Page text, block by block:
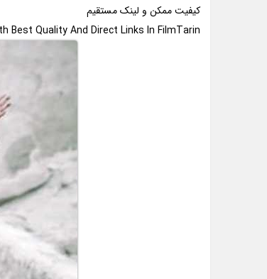
کیفیت ممکن و لینک مستقیم
Best Quality And Direct Links In FilmTarin